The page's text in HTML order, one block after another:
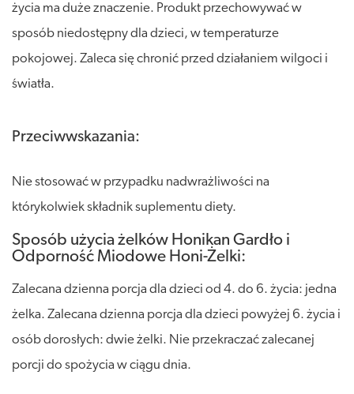
życia ma duże znaczenie. Produkt przechowywać w
sposób niedostępny dla dzieci, w temperaturze
pokojowej. Zaleca się chronić przed działaniem wilgoci i
światła.
Przeciwwskazania:
Nie stosować w przypadku nadwrażliwości na
którykolwiek składnik suplementu diety.
Sposób użycia żelków Honikan Gardło i
Odporność Miodowe Honi-Żelki:
Zalecana dzienna porcja dla dzieci od 4. do 6. życia: jedna
żelka. Zalecana dzienna porcja dla dzieci powyżej 6. życia i
osób dorosłych: dwie żelki. Nie przekraczać zalecanej
porcji do spożycia w ciągu dnia.